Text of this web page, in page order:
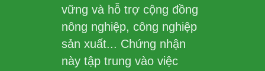
vững và hỗ trợ cộng đồng
nông nghiệp, công nghiệp
sản xuất... Chứng nhận
này tập trung vào việc